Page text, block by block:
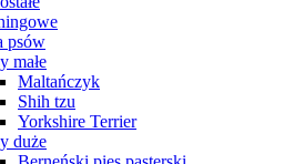
psów
małe
Maltańczyk
Shih tzu
Yorkshire Terrier
duże